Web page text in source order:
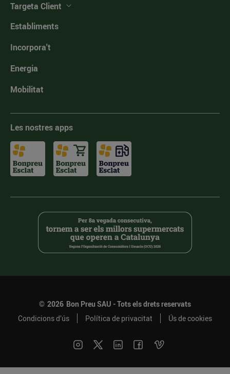
Targeta Client
Establiments
Incorpora't
Energia
Mobilitat
Les nostres apps
© 2026 Bon Preu SAU - Tots els drets reservats
Condicions d’ús
Política de privacitat Ús de cookies